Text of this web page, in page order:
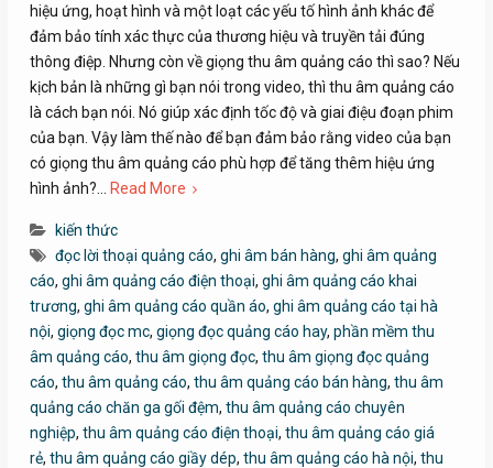
hiệu ứng, hoạt hình và một loạt các yếu tố hình ảnh khác để
đảm bảo tính xác thực của thương hiệu và truyền tải đúng
thông điệp. Nhưng còn về giọng thu âm quảng cáo thì sao? Nếu
kịch bản là những gì bạn nói trong video, thì thu âm quảng cáo
là cách bạn nói. Nó giúp xác định tốc độ và giai điệu đoạn phim
của bạn. Vậy làm thế nào để bạn đảm bảo rằng video của bạn
có giọng thu âm quảng cáo phù hợp để tăng thêm hiệu ứng
hình ảnh?…
Read More
kiến thức
đọc lời thoại quảng cáo, ghi âm bán hàng, ghi âm quảng
cáo, ghi âm quảng cáo điện thoại, ghi âm quảng cáo khai
trương, ghi âm quảng cáo quần áo, ghi âm quảng cáo tại hà
nội, giọng đọc mc, giọng đọc quảng cáo hay, phần mềm thu
âm quảng cáo, thu âm giọng đọc, thu âm giọng đọc quảng
cáo, thu âm quảng cáo, thu âm quảng cáo bán hàng, thu âm
quảng cáo chăn ga gối đệm, thu âm quảng cáo chuyên
nghiệp, thu âm quảng cáo điện thoại, thu âm quảng cáo giá
rẻ, thu âm quảng cáo giầy dép, thu âm quảng cáo hà nội, thu